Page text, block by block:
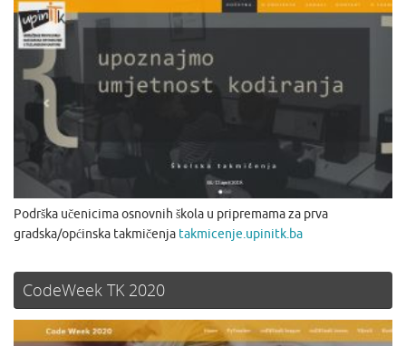
Podrška učenicima osnovnih škola u pripremama za prva
gradska/općinska takmičenja takmicenje.upinitk.ba
CodeWeek TK 2020